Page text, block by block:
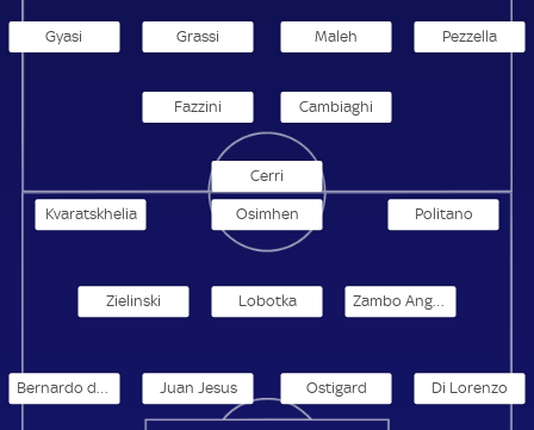
Gyasi Grassi Maleh Pezzella
Fazzini Cambiaghi
Cerri
Di Lorenzo
Ostigard
Juan Jesus
Bernardo de Souza
Zambo Anguissa
Lobotka
Zielinski
Politano
Osimhen
Kvaratskhelia